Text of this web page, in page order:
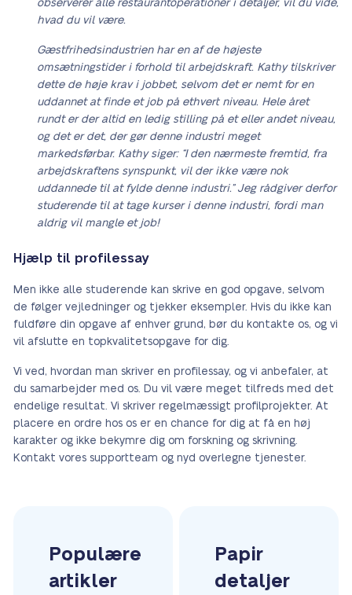
observerer alle restaurantoperationer i detaljer, vil du vide,
hvad du vil være.
Gæstfrihedsindustrien har en af de højeste
omsætningstider i forhold til arbejdskraft. Kathy tilskriver
dette de høje krav i jobbet, selvom det er nemt for en
uddannet at finde et job på ethvert niveau. Hele året
rundt er der altid en ledig stilling på et eller andet niveau,
og det er det, der gør denne industri meget
markedsførbar. Kathy siger: “I den nærmeste fremtid, fra
arbejdskraftens synspunkt, vil der ikke være nok
uddannede til at fylde denne industri.” Jeg rådgiver derfor
studerende til at tage kurser i denne industri, fordi man
aldrig vil mangle et job!
Hjælp til profilessay
Men ikke alle studerende kan skrive en god opgave, selvom
de følger vejledninger og tjekker eksempler. Hvis du ikke kan
fuldføre din opgave af enhver grund, bør du kontakte os, og vi
vil afslutte en topkvalitetsopgave for dig.
Vi ved, hvordan man skriver en profilessay, og vi anbefaler, at
du samarbejder med os. Du vil være meget tilfreds med det
endelige resultat. Vi skriver regelmæssigt profilprojekter. At
placere en ordre hos os er en chance for dig at få en høj
karakter og ikke bekymre dig om forskning og skrivning.
Kontakt vores supportteam og nyd overlegne tjenester.
Populære
artikler
Papir
detaljer